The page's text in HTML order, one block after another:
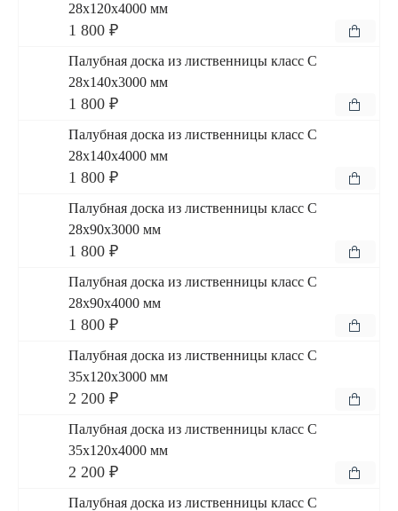
28x120x4000 мм
1 800 ₽
Палубная доска из лиственницы класс С
28x140x3000 мм
1 800 ₽
Палубная доска из лиственницы класс С
28x140x4000 мм
1 800 ₽
Палубная доска из лиственницы класс С
28x90x3000 мм
1 800 ₽
Палубная доска из лиственницы класс С
28x90x4000 мм
1 800 ₽
Палубная доска из лиственницы класс С
35x120x3000 мм
2 200 ₽
Палубная доска из лиственницы класс С
35x120x4000 мм
2 200 ₽
Палубная доска из лиственницы класс С